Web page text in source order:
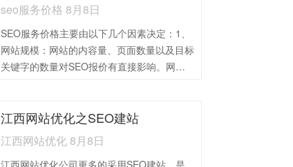
合运用市场分析、关键词研究、内容优化和外
部链接等多种策略，以提升网站在搜索引擎中
的可见性和竞争力，从而实现更多的流量、曝
光和业务转化。
seo服务价格 8月8日
SEO服务价格主要由以下几个因素决定：1、
网站规模：网站的内容量、页面数量以及目标
关键字的数量对SEO报价有直接影响。网站
加。2、行业竞争程度：行业竞争的激烈程度
烈，SEO的难度越大，因此需要投入更多的
江西网站优化之SEO建站
江西网站优化 8月8日
江西网站优化公司更多的采用SEO建站，是